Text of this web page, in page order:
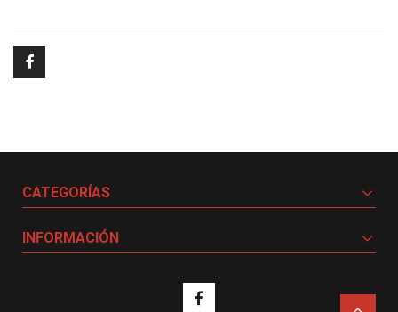
CATEGORÍAS
INFORMACIÓN